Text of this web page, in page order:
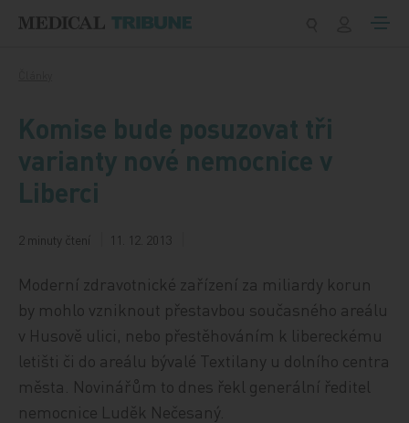
Komise bude posuzovat tři
varianty nové nemocnice v
Liberci
2 minuty čtení 11. 12. 2013
Moderní zdravotnické zařízení za miliardy korun
by mohlo vzniknout přestavbou současného areálu
v Husově ulici, nebo přestěhováním k libereckému
letišti či do areálu bývalé Textilany u dolního centra
města. Novinářům to dnes řekl generální ředitel
nemocnice Luděk Nečesaný.